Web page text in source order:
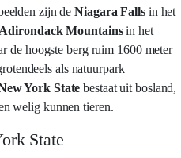
zijn deNiagara Fallsin het
Adirondack Mountainsin het
de hoogste berg ruim 1600 meter
als natuurpark
York State bestaat uit bosland,
welig kunnen tieren.
State